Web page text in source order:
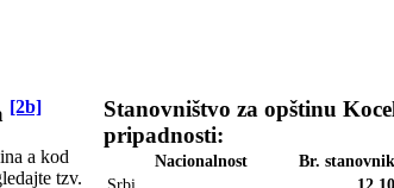
[2b]
a kod
tzv.
Stanovništvo za opštinu
pripadnosti:
Nacionalnost Br.